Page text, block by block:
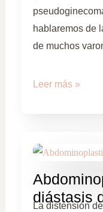
hablaremos de
de muchos
Leer más »
diástasis
La distensión